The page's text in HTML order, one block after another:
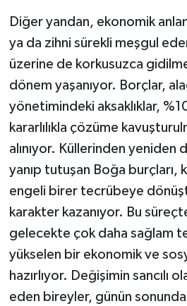
Diğer yandan, ekonomik
ya da zihni sürekli meşgul
üzerine de korkusuzca
dönem yaşanıyor. Borçlar,
yönetimindeki aksaklıklar,
kararlılıkla çözüme
alınıyor. Küllerinden yeniden
yanıp tutuşan Boğa burçları,
engeli birer tecrübeye
karakter kazanıyor. Bu
gelecekte çok daha sağlam
yükselen bir ekonomik ve
hazırlıyor. Değişimin sancılı
eden bireyler, günün